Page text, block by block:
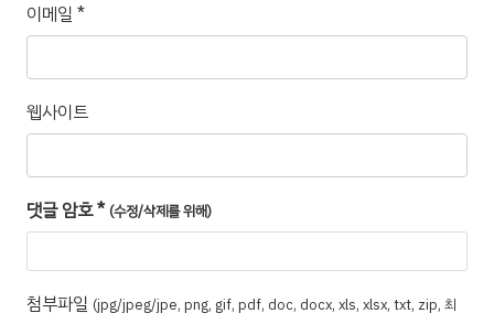
이메일 *
웹사이트
댓글 암호* (수정/삭제를 위해)
첨부파일 (jpg/jpeg/jpe, png, gif, pdf, doc, docx, xls, xlsx, txt, zip, 최